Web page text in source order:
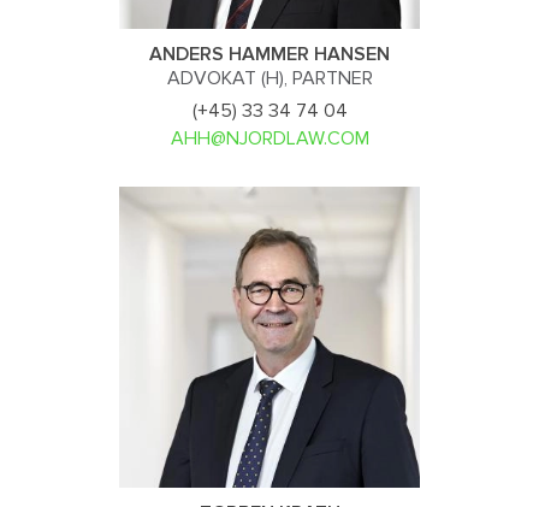
ANDERS HAMMER HANSEN
ADVOKAT (H), PARTNER
(+45) 33 34 74 04
AHH@NJORDLAW.COM